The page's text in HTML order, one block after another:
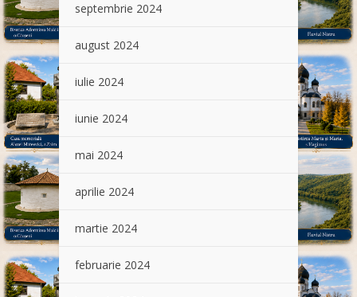
septembrie 2024
august 2024
iulie 2024
iunie 2024
mai 2024
aprilie 2024
martie 2024
februarie 2024